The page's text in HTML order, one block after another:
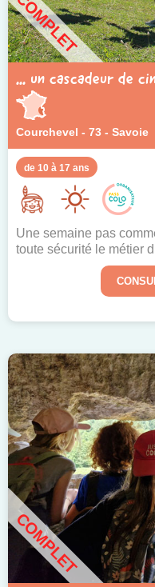
COMPLET
... un cascadeur de
Courchevel - 73 - Savoie
de 10 à 17 ans
Une semaine pas
toute sécurité le métier
COMPLET